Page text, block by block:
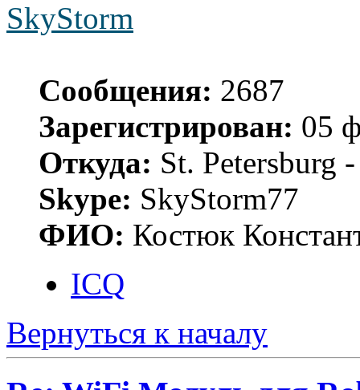
SkyStorm
Сообщения: 2687
Зарегистрирован: 05
Откуда: St. Petersburg
Skype: SkyStorm77
ФИО: Костюк
ICQ
Вернуться к началу